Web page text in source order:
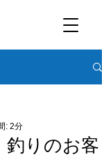
釣りのお客
: 2分